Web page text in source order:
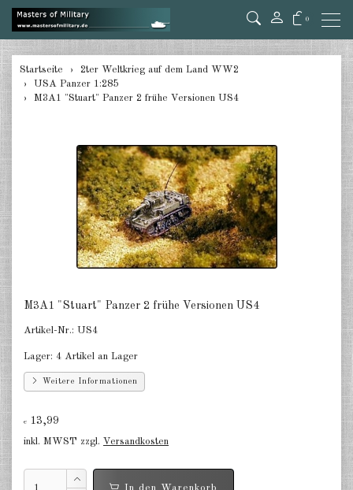
0
zurück
Deutschland Panzer 1:285
Deutschland Halbketten 1:285
Deutschland Flak 1:285
Deutschland gezogene Pak 1:285
Deutschland Artillerie gezogen
1:285
Deutschland Panzerwagen u.a.
1:285
1:285
1:285
Startseite
2ter Weltkrieg auf dem Land WW2
USA Panzer 1:285
M3A1 "Stuart" Panzer 2 frühe Versionen US4
M3A1 "Stuart" Panzer 2 frühe Versionen US4
Artikel-Nr.: US4
Lager: 4 Artikel an Lager
Weitere Informationen
€ 13,99
inkl. MWST zzgl. Versandkosten